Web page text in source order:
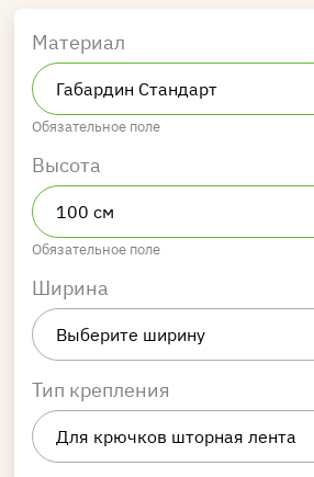
Материал
Обязательное поле
Высота
Обязательное поле
Ширина
Тип крепления